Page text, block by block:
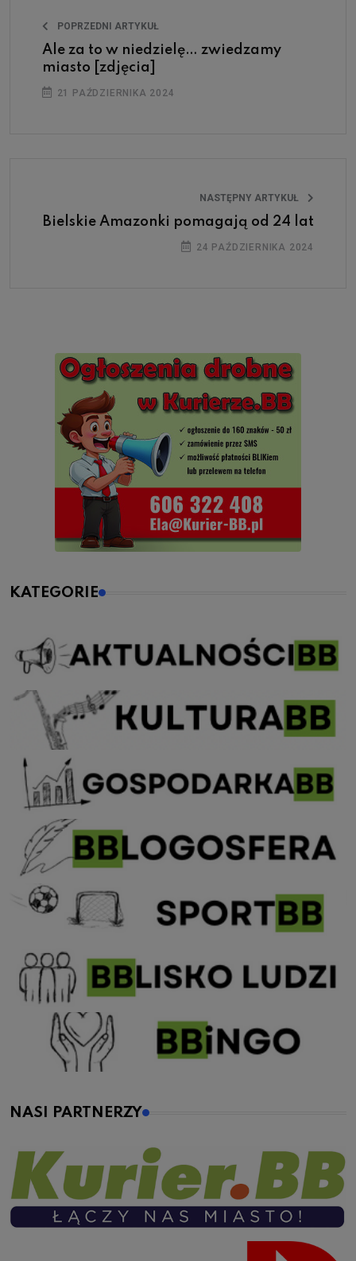
POPRZEDNI ARTYKUŁ
Ale za to w niedzielę… zwiedzamy
miasto [zdjęcia]
21 PAŹDZIERNIKA 2024
NASTĘPNY ARTYKUŁ
Bielskie Amazonki pomagają od 24 lat
24 PAŹDZIERNIKA 2024
KATEGORIE
NASI PARTNERZY